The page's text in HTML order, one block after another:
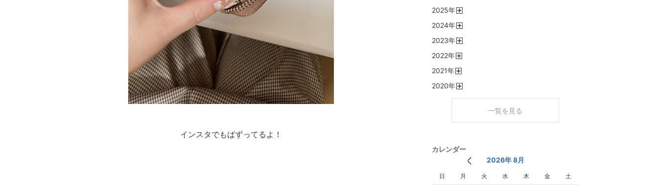
インスタでもばずってるよ！
2025年
2024年
2023年
2022年
2021年
2020年
一覧を見る
カレンダー
2026年 8月
日 月 火 水 木 金 土